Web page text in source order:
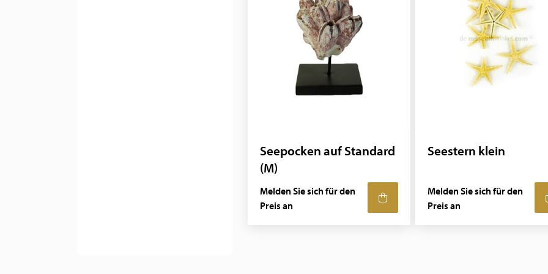
Seepocken auf Standard
(M)
Melden Sie sich für den
Preis an
Seestern klein
Melden Sie sich für den
Preis an